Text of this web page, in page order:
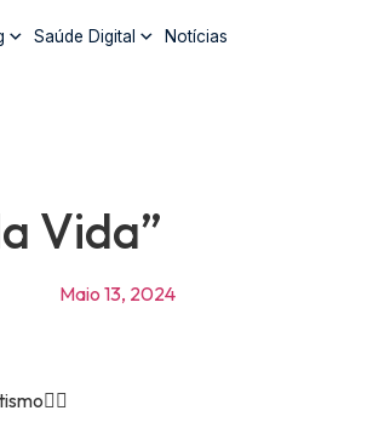
Saúde Digital Notícias
Vida”
Maio 13, 2024